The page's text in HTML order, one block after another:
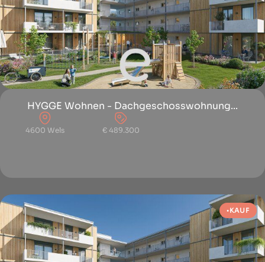
HYGGE Wohnen - Dachgeschosswohnung...
4600 Wels € 489.300
KAUF